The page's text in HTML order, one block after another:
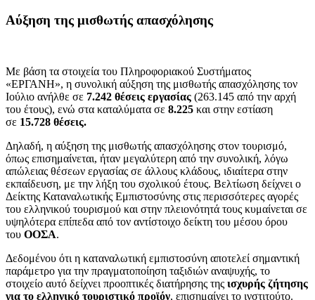
Αύξηση της μισθωτής απασχόλησης
Με βάση τα στοιχεία του Πληροφοριακού Συστήματος
«ΕΡΓΑΝΗ», η συνολική αύξηση της μισθωτής απασχόλησης τον
Ιούλιο ανήλθε σε 7.242 θέσεις εργασίας (263.145 από την αρχή
του έτους), ενώ στα καταλύματα σε 8.225 και στην εστίαση
σε 15.728 θέσεις.
Δηλαδή, η αύξηση της μισθωτής απασχόλησης στον τουρισμό,
όπως επισημαίνεται, ήταν μεγαλύτερη από την συνολική, λόγω
απώλειας θέσεων εργασίας σε άλλους κλάδους, ιδιαίτερα στην
εκπαίδευση, με την λήξη του σχολικού έτους. Βελτίωση δείχνει ο
Δείκτης Καταναλωτικής Εμπιστοσύνης στις περισσότερες αγορές
του ελληνικού τουρισμού και στην πλειονότητά τους κυμαίνεται σε
υψηλότερα επίπεδα από τον αντίστοιχο δείκτη του μέσου όρου
του ΟΟΣΑ.
Δεδομένου ότι η καταναλωτική εμπιστοσύνη αποτελεί σημαντική
παράμετρο για την πραγματοποίηση ταξιδιών αναψυχής, το
στοιχείο αυτό δείχνει προοπτικές διατήρησης της ισχυρής ζήτησης
για το ελληνικό τουριστικό προϊόν, επισημαίνει το ινστιτούτο.